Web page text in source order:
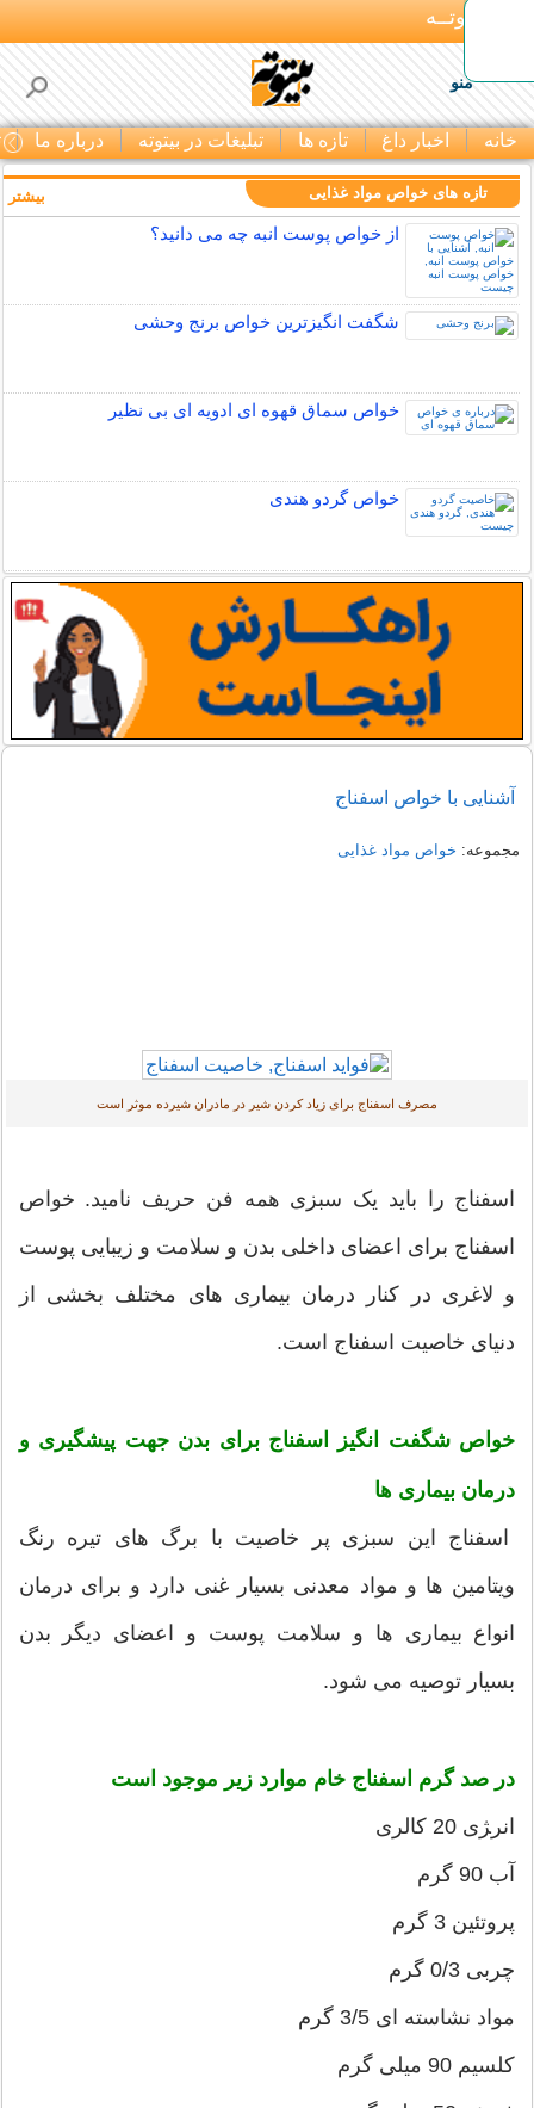
بـیتوتــه
منو
خانه اخبار داغ تازه ها تبلیغات در بیتوته درباره ما
تازه های خواص مواد غذایی
از خواص پوست انبه چه می دانید؟
شگفت انگیزترین خواص برنج وحشی
خواص سماق قهوه ای ادویه ای بی نظیر
خواص گردو هندی
بیشتر
آشنایی با خواص اسفناج
مجموعه: خواص مواد غذایی
مصرف اسفناج برای زیاد کردن شیر در مادران شیرده موثر است
اسفناج را باید یک سبزی همه فن حریف نامید. خواص
اسفناج برای اعضای داخلی بدن و سلامت و زیبایی پوست
و لاغری در کنار درمان بیماری های مختلف بخشی از
دنیای خاصیت اسفناج است.
خواص شگفت انگیز اسفناج برای بدن جهت پیشگیری و
درمان بیماری ها
اسفناج این سبزی پر خاصیت با برگ های تیره رنگ
ویتامین ها و مواد معدنی بسیار غنی دارد و برای درمان
انواع بیماری ها و سلامت پوست و اعضای دیگر بدن
بسیار توصیه می شود.
در صد گرم اسفناج خام موارد زیر موجود است
انر‍‍‍ژی 20 کالری
آب 90 گرم
پروتئین 3 گرم
چربی 0/3 گرم
مواد نشاسته ای 3/5 گرم
کلسیم 90 میلی گرم